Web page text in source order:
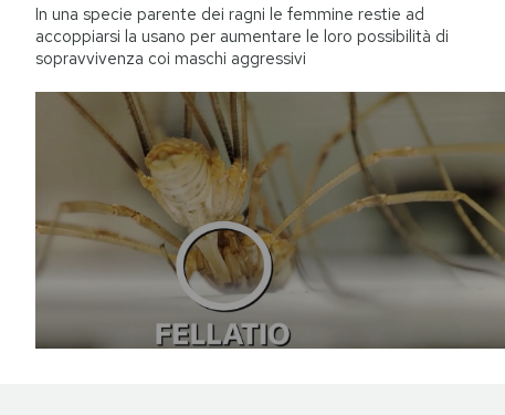
In una specie parente dei ragni le femmine restie ad
accoppiarsi la usano per aumentare le loro possibilità di
sopravvivenza coi maschi aggressivi